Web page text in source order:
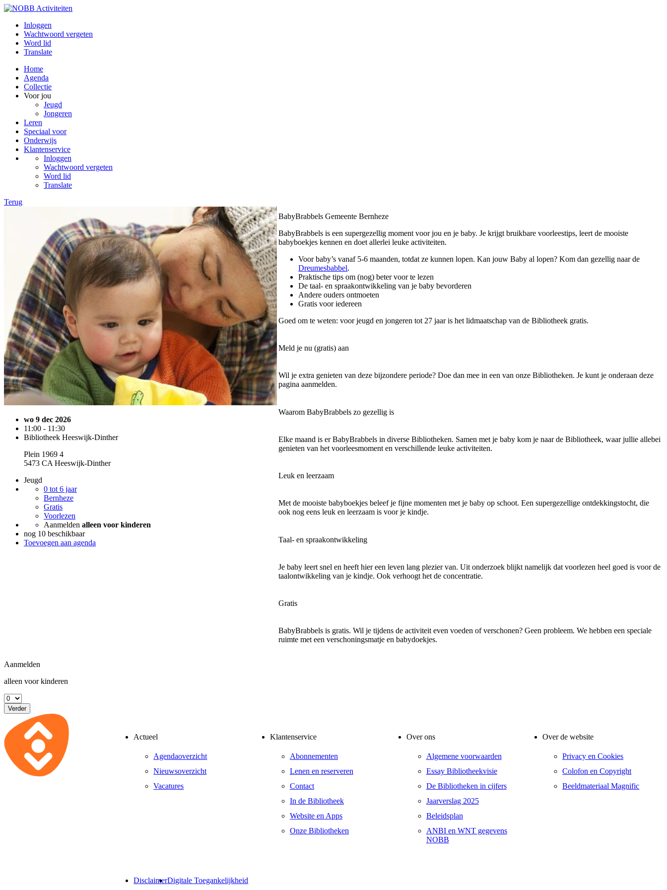
Inloggen
Wachtwoord vergeten
Word lid
Translate
Home
Agenda
Collectie
Voor jou
Jeugd
Jongeren
Leren
Speciaal voor
Onderwijs
Klantenservice
Inloggen
Wachtwoord vergeten
Word lid
Translate
Terug
wo 9 dec 2026
11:00 - 11:30
Bibliotheek Heeswijk-Dinther
Plein 1969 4
5473 CA Heeswijk-Dinther
Jeugd
0 tot 6 jaar
Bernheze
Gratis
Voorlezen
Aanmelden alleen voor kinderen
nog 10 beschikbaar
Toevoegen aan agenda
BabyBrabbels Gemeente Bernheze
BabyBrabbels is een supergezellig moment voor jou en je baby. Je krijgt bruikbare voorleestips, leert de mooiste
babyboekjes kennen en doet allerlei leuke activiteiten.
Voor baby’s vanaf 5-6 maanden, totdat ze kunnen lopen. Kan jouw Baby al lopen? Kom dan gezellig naar de
Dreumesbabbel.
Praktische tips om (nog) beter voor te lezen
De taal- en spraakontwikkeling van je baby bevorderen
Andere ouders ontmoeten
Gratis voor iedereen
Goed om te weten: voor jeugd en jongeren tot 27 jaar is het lidmaatschap van de Bibliotheek gratis.
Meld je nu (gratis) aan
Wil je extra genieten van deze bijzondere periode? Doe dan mee in een van onze Bibliotheken. Je kunt je onderaan deze
pagina aanmelden.
Waarom BabyBrabbels zo gezellig is
Elke maand is er BabyBrabbels in diverse Bibliotheken. Samen met je baby kom je naar de Bibliotheek, waar jullie allebei
genieten van het voorleesmoment en verschillende leuke activiteiten.
Leuk en leerzaam
Met de mooiste babyboekjes beleef je fijne momenten met je baby op schoot. Een supergezellige ontdekkingstocht, die
ook nog eens leuk en leerzaam is voor je kindje.
Taal- en spraakontwikkeling
Je baby leert snel en heeft hier een leven lang plezier van. Uit onderzoek blijkt namelijk dat voorlezen heel goed is voor de
taalontwikkeling van je kindje. Ook verhoogt het de concentratie.
Gratis
BabyBrabbels is gratis. Wil je tijdens de activiteit even voeden of verschonen? Geen probleem. We hebben een speciale
ruimte met een verschoningsmatje en babydoekjes.
Aanmelden
alleen voor kinderen
Verder
Actueel
Agendaoverzicht
Nieuwsoverzicht
Vacatures
Klantenservice
Abonnementen
Lenen en reserveren
Contact
In de Bibliotheek
Website en Apps
Onze Bibliotheken
Over ons
Algemene voorwaarden
Essay Bibliotheekvisie
De Bibliotheken in cijfers
Jaarverslag 2025
Beleidsplan
ANBI en WNT gegevens
NOBB
Over de website
Privacy en Cookies
Colofon en Copyright
Beeldmateriaal Magnific
DisclaimerDigitale Toegankelijkheid